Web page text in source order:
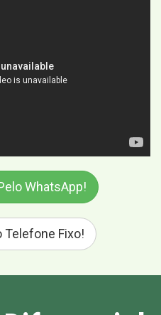
WhatsApp!
Telefone Fixo!